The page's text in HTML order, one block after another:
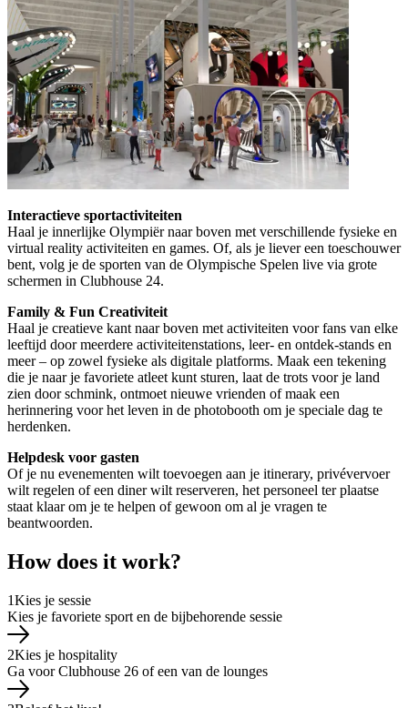
Interactieve sportactiviteiten
Haal je innerlijke Olympiër naar boven met verschillende fysieke en
virtual reality activiteiten en games. Of, als je liever een toeschouwer
bent, volg je de sporten van de Olympische Spelen live via grote
schermen in Clubhouse 24.
Family & Fun Creativiteit
Haal je creatieve kant naar boven met activiteiten voor fans van elke
leeftijd door meerdere activiteitenstations, leer- en ontdek-stands en
meer – op zowel fysieke als digitale platforms. Maak een tekening
die je naar je favoriete atleet kunt sturen, laat de trots voor je land
zien door schmink, ontmoet nieuwe vrienden of maak een
herinnering voor het leven in de photobooth om je speciale dag te
herdenken.
Helpdesk voor gasten
Of je nu evenementen wilt toevoegen aan je itinerary, privévervoer
wilt regelen of een diner wilt reserveren, het personeel ter plaatse
staat klaar om je te helpen of gewoon om al je vragen te
beantwoorden.
How does it work?
1Kies je sessie
Kies je favoriete sport en de bijbehorende sessie
2Kies je hospitality
Ga voor Clubhouse 26 of een van de lounges